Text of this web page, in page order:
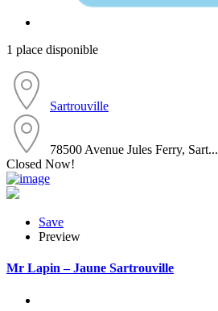
1 place disponible
Sartrouville
78500 Avenue Jules Ferry, Sart...
Closed Now!
Save
Preview
Mr Lapin – Jaune Sartrouville